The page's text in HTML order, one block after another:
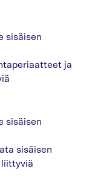
sisäisen
ja
sisäisen
sisäisen
liittyviä